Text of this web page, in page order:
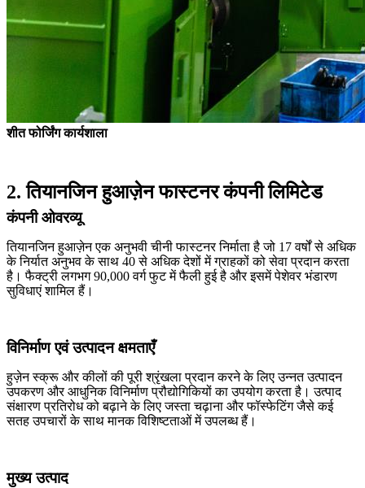
शीत फोर्जिंग कार्यशाला
2. तियानजिन हुआज़ेन फास्टनर कंपनी लिमिटेड
कंपनी ओवरव्यू
तियानजिन हुआज़ेन एक अनुभवी चीनी फास्टनर निर्माता है जो 17 वर्षों से अधिक
के निर्यात अनुभव के साथ 40 से अधिक देशों में ग्राहकों को सेवा प्रदान करता
है। फैक्ट्री लगभग 90,000 वर्ग फुट में फैली हुई है और इसमें पेशेवर भंडारण
सुविधाएं शामिल हैं।
विनिर्माण एवं उत्पादन क्षमताएँ
हुज़ेन स्क्रू और कीलों की पूरी श्रृंखला प्रदान करने के लिए उन्नत उत्पादन
उपकरण और आधुनिक विनिर्माण प्रौद्योगिकियों का उपयोग करता है। उत्पाद
संक्षारण प्रतिरोध को बढ़ाने के लिए जस्ता चढ़ाना और फॉस्फेटिंग जैसे कई
सतह उपचारों के साथ मानक विशिष्टताओं में उपलब्ध हैं।
मुख्य उत्पाद